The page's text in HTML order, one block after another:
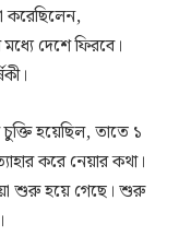
করেছিলেন,
দেশে ফিরবে।
চুক্তি হয়েছিল, তাতে ১
করে নেয়ার কথা।
শুরু হয়ে গেছে। শুরু